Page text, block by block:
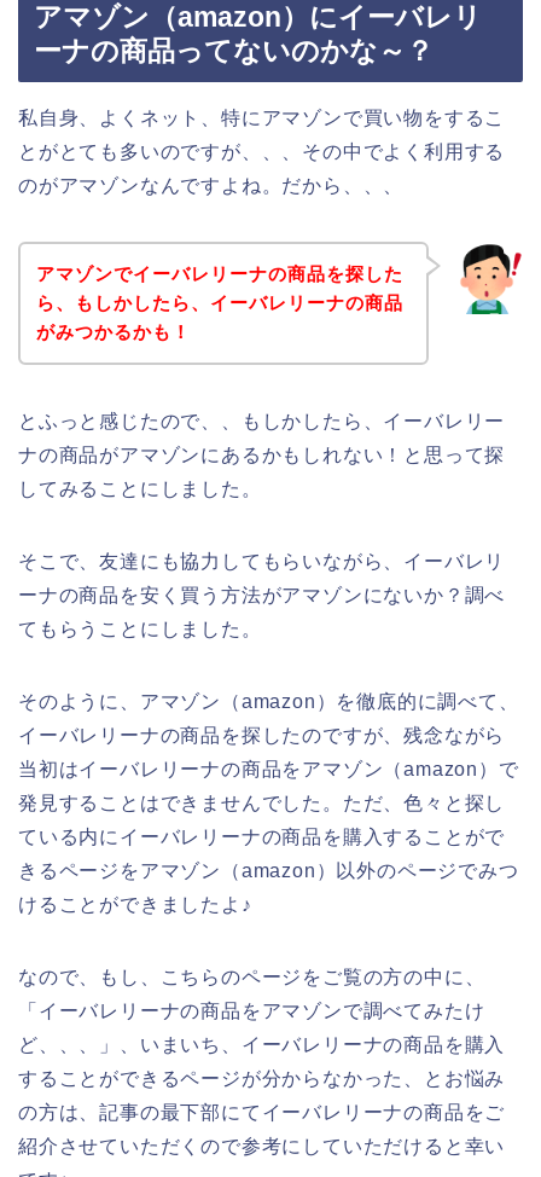
アマゾン（amazon）にイーバレリ
ーナの商品ってないのかな～？
私自身、よくネット、特にアマゾンで買い物をするこ
とがとても多いのですが、、、その中でよく利用する
のがアマゾンなんですよね。だから、、、
アマゾンでイーバレリーナの商品を探した
ら、もしかしたら、イーバレリーナの商品
がみつかるかも！
とふっと感じたので、、もしかしたら、イーバレリー
ナの商品がアマゾンにあるかもしれない！と思って探
してみることにしました。
そこで、友達にも協力してもらいながら、イーバレリ
ーナの商品を安く買う方法がアマゾンにないか？調べ
てもらうことにしました。
そのように、アマゾン（amazon）を徹底的に調べて、
イーバレリーナの商品を探したのですが、残念ながら
当初はイーバレリーナの商品をアマゾン（amazon）で
発見することはできませんでした。ただ、色々と探し
ている内にイーバレリーナの商品を購入することがで
きるページをアマゾン（amazon）以外のページでみつ
けることができましたよ♪
なので、もし、こちらのページをご覧の方の中に、
「イーバレリーナの商品をアマゾンで調べてみたけ
ど、、、」、いまいち、イーバレリーナの商品を購入
することができるページが分からなかった、とお悩み
の方は、記事の最下部にてイーバレリーナの商品をご
紹介させていただくので参考にしていただけると幸い